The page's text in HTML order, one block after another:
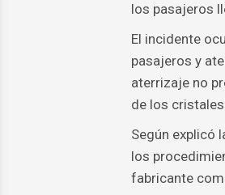
los pasajeros
El incidente
pasajeros y
aterrizaje no
de los
Según explicó
los
fabricante